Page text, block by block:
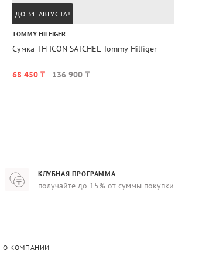
ДО 31 АВГУСТА!
TOMMY HILFIGER
Сумка TH ICON SATCHEL Tommy Hilfiger
68 450 ₸ 136 900 ₸
КЛУБНАЯ ПРОГРАММА
получайте до 15% от суммы покупки
О КОМПАНИИ